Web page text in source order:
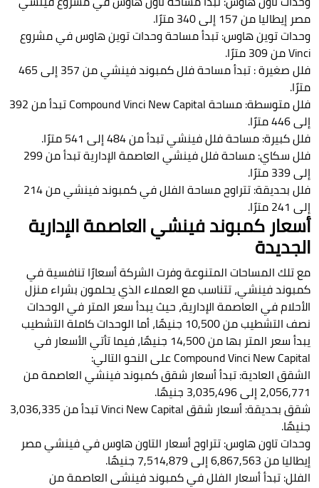
مصر إيطاليا من 157 إلى 340 مترًا.
وحدات توين هاوس: تبدأ مساحة وحدات توين هاوس في مشروع
Vinci من 309 مترًا.
فلل صغيرة : تبدأ مساحة فلل كمبوند فينشي من 357 إلى 465
مترًا.
فلل متوسطة: مساحة Compound Vinci New Capital تبدأ من 392
إلى 446 مترًا.
فلل كبيرة: مساحة فلل فينشي تبدأ من 484 إلى 541 مترًا.
فلل سكاي: مساحة فلل فينشي العاصمة الإدارية تبدأ من 299
إلى 339 مترًا.
فلل بحديقة: تتراوح مساحة الفلل في كمبوند فينشي من 214
إلى 241 مترًا.
أسعار كمبوند فينشي العاصمة الإدارية
الجديدة
مع تلك المساحات المتنوعة وفرت الشركة أسعارًا تنافسية في
كمبوند فينشي، تتناسب مع العملاء الذي يحلمون بشراء منزل
الأحلام في العاصمة الإدارية، حيث يبدأ سعر المتر في الوحدات
نصف التشطيب من 10,500 جنيهًا، أما الوحدات كاملة التشطيب
يبدأ سعر المتر بها من 14,500 جنيهًا، فيما تأتي الأسعار في
Compound Vinci New Capital على النحو التالي:
الشقق العادية: تبدأ أسعار شقق كمبوند فينشي العاصمة من
2,056,771 إلى 3,035,496 جنيهًا.
شقق بحديقة: أسعار شقق Vinci New Capital تبدأ من 3,036,335
جنيهًا.
وحدات تاون هاوس: تتراوح أسعار التاون هاوس في فينشي مصر
إيطاليا من 6,867,563 إلى 7,514,879 جنيهًا.
الفلل: تبدأ أسعار الفلل في كمبوند فينشى العاصمة من